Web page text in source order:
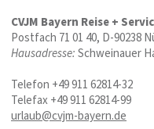
CVJM Bayern Reise +
Postfach 71 01 40, D-90238
Hausadresse:Schweinauer
Telefon +49 911 62814-32
Telefax +49 911 62814-99
urlaub@cvjm-bayern.de